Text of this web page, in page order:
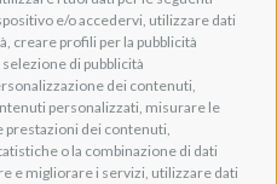
e/o accedervi, utilizzare dati
creare profili per la pubblicità
di pubblicità
dei contenuti,
personalizzati, misurare le
prestazioni dei contenuti,
o la combinazione di dati
e migliorare i servizi, utilizzare dati
TN, Italy
248211
ProAV